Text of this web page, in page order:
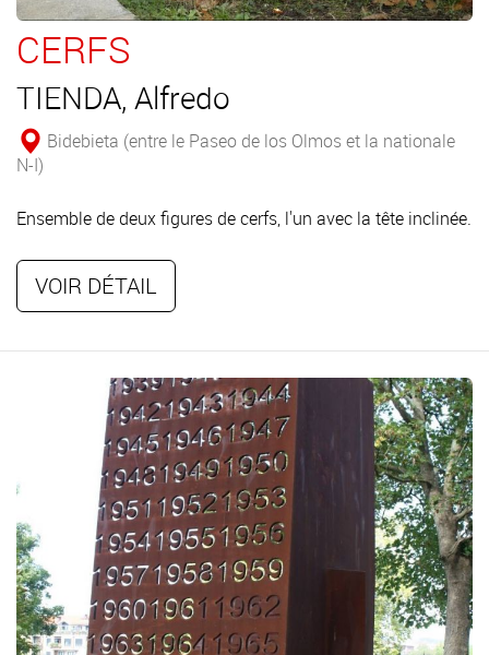
CERFS
TIENDA, Alfredo
Bidebieta (entre le Paseo de los Olmos et la nationale
N-I)
Ensemble de deux figures de cerfs, l'un avec la tête inclinée.
VOIR DÉTAIL